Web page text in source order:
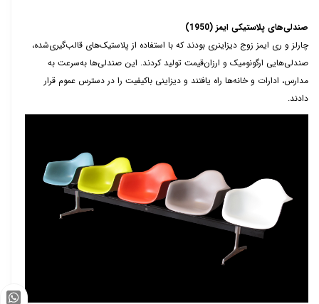
صندلی‌های پلاستیکی ایمز (1950)
چارلز و ری ایمز زوج دیزاینری بودند که با استفاده از پلاستیک‌های قالب‌گیری‌شده،
صندلی‌هایی ارگونومیک و ارزان‌قیمت تولید کردند. این صندلی‌ها به‌سرعت به
مدارس، ادارات و خانه‌ها راه یافتند و دیزاینی باکیفیت را در دسترس عموم قرار
دادند.